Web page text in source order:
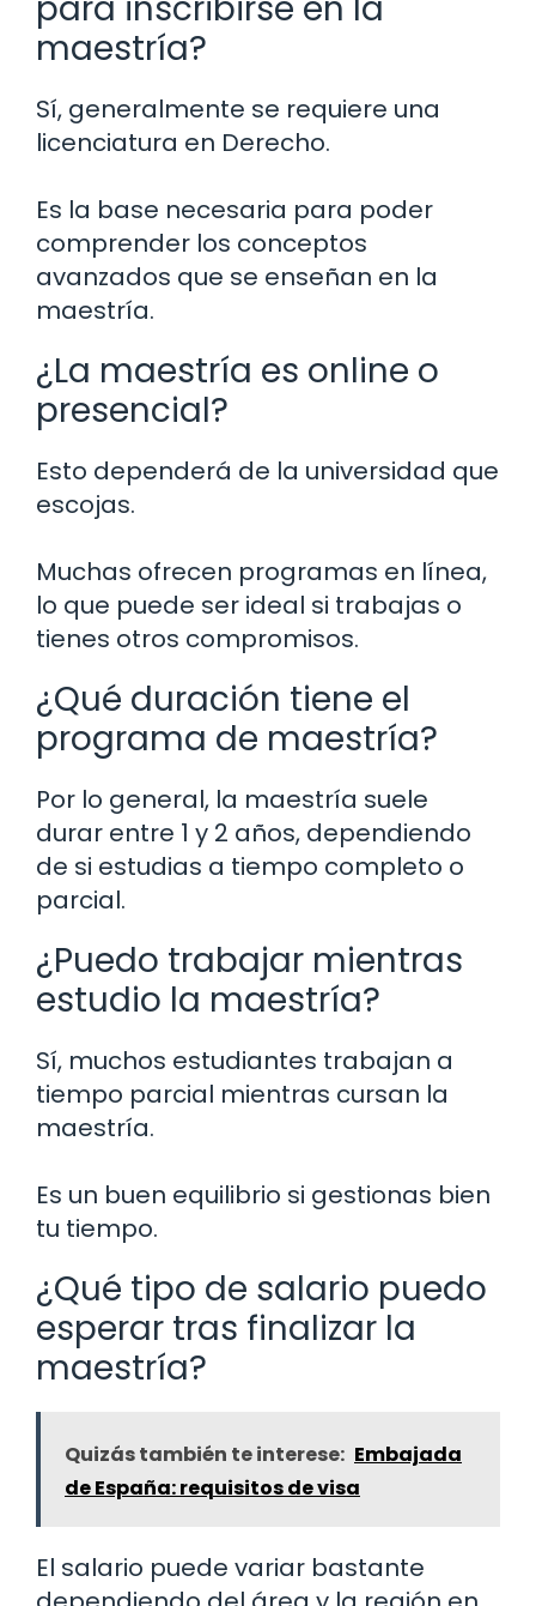
maestría?
Sí, generalmente se requiere una
licenciatura en Derecho.
Es la base necesaria para poder
comprender los conceptos
avanzados que se enseñan en la
maestría.
¿La maestría es online o
presencial?
Esto dependerá de la universidad que
escojas.
Muchas ofrecen programas en línea,
lo que puede ser ideal si trabajas o
tienes otros compromisos.
¿Qué duración tiene el
programa de maestría?
Por lo general, la maestría suele
durar entre 1 y 2 años, dependiendo
de si estudias a tiempo completo o
parcial.
¿Puedo trabajar mientras
estudio la maestría?
Sí, muchos estudiantes trabajan a
tiempo parcial mientras cursan la
maestría.
Es un buen equilibrio si gestionas bien
tu tiempo.
¿Qué tipo de salario puedo
esperar tras finalizar la
maestría?
Quizás también te interese: Embajada
de España: requisitos de visa
El salario puede variar bastante